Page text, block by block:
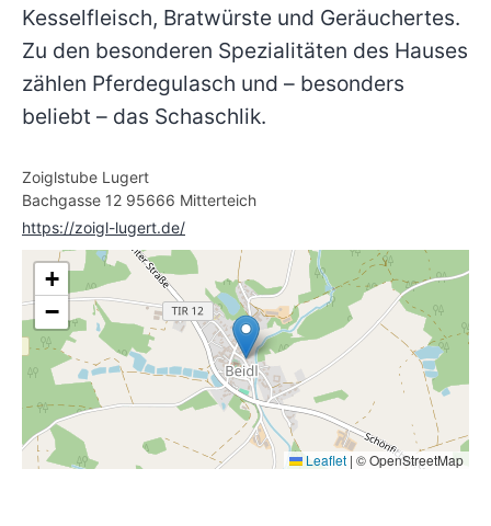
Kesselfleisch, Bratwürste und Geräuchertes.
Zu den besonderen Spezialitäten des Hauses
zählen Pferdegulasch und – besonders
beliebt – das Schaschlik.
Zoiglstube Lugert
Bachgasse 12 95666 Mitterteich
https://zoigl-lugert.de/
+
−
Leaflet | © OpenStreetMap